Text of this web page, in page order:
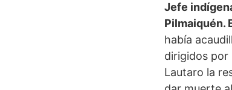
Jefe
Pilmaiquén.
había
dirigidos por
Lautaro la